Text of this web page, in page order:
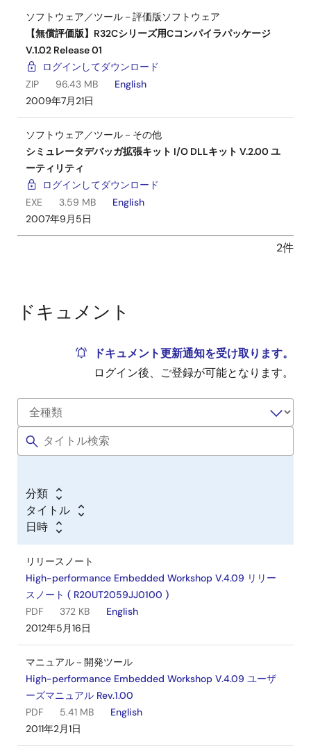
ソフトウェア／ツール－評価版ソフトウェア
【無償評価版】R32Cシリーズ用Cコンパイラパッケージ
V.1.02 Release 01
ログインしてダウンロード
ZIP
96.43 MB
English
2009年7月21日
ソフトウェア／ツール－その他
シミュレータデバッガ拡張キット I/O DLLキット V.2.00 ユ
ーティリティ
ログインしてダウンロード
EXE
3.59 MB
English
2007年9月5日
2件
ドキュメント
ドキュメント更新通知を受け取ります。
ログイン後、ご登録が可能となります。
分類
タイトル
日時
リリースノート
High-performance Embedded Workshop V.4.09 リリー
スノート ( R20UT2059JJ0100 )
PDF
372 KB
English
2012年5月16日
マニュアル－開発ツール
High-performance Embedded Workshop V.4.09 ユーザ
ーズマニュアル Rev.1.00
PDF
5.41 MB
English
2011年2月1日